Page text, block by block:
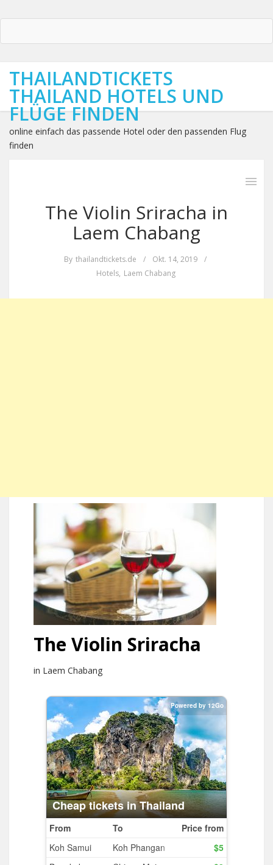
THAILANDTICKETS
THAILAND HOTELS UND
FLÜGE FINDEN
online einfach das passende Hotel oder den passenden Flug
finden
The Violin Sriracha in
Laem Chabang
By thailandtickets.de / Okt. 14, 2019
/
Hotels, Laem Chabang
The Violin Sriracha
in Laem Chabang